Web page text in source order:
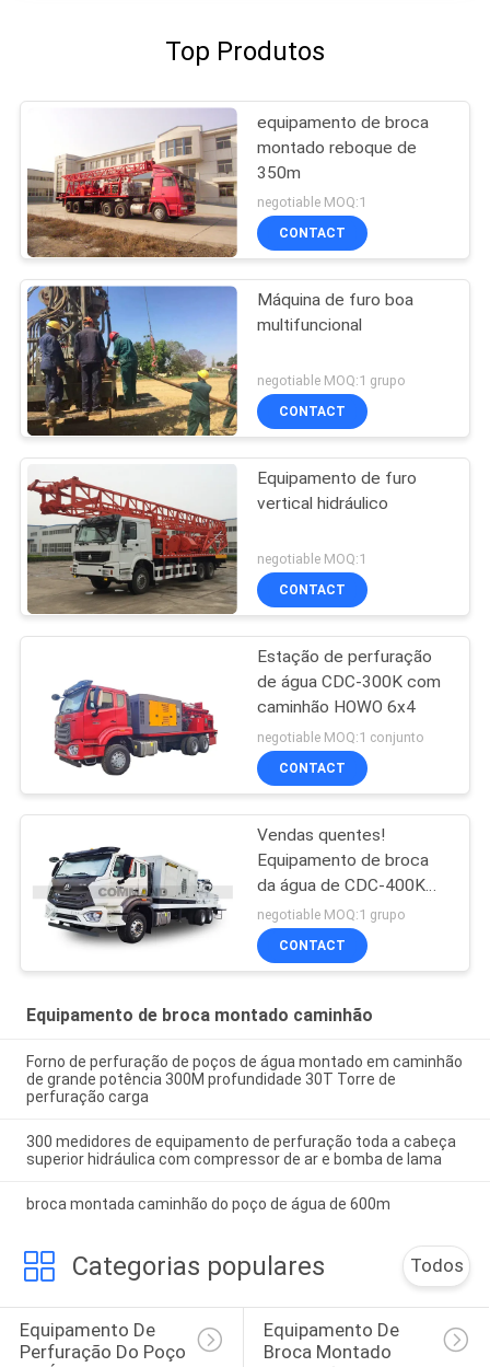
Top Produtos
equipamento de broca
montado reboque de
350m
negotiable MOQ:1
CONTACT
Máquina de furo boa
multifuncional
negotiable MOQ:1 grupo
CONTACT
Equipamento de furo
vertical hidráulico
negotiable MOQ:1
CONTACT
Estação de perfuração
de água CDC-300K com
caminhão HOWO 6x4
negotiable MOQ:1 conjunto
CONTACT
Vendas quentes!
Equipamento de broca
da água de CDC-400K
com bomba de lama e
aircompressor
negotiable MOQ:1 grupo
CONTACT
Equipamento de broca montado caminhão
Forno de perfuração de poços de água montado em caminhão
de grande potência 300M profundidade 30T Torre de
perfuração carga
300 medidores de equipamento de perfuração toda a cabeça
superior hidráulica com compressor de ar e bomba de lama
broca montada caminhão do poço de água de 600m
Categorias populares Todos
Equipamento De
Perfuração Do Poço
Equipamento De
Broca Montado